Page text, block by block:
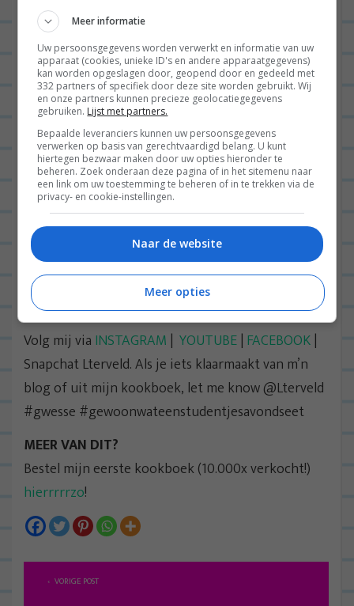
Ik heb het even vergeleken met m’n huidige
aanbieder van tv en daar betaal ik €22 voor
standaard televisie mét storing als er een scooter
langs rijdt. En geen HD. En ik betaal voor zenders
die ik toch nooit kijk. Voor mij KNIPPR dus echt
een uitkomst, ik hoop voor jou ook!
Oeh en ik kan het niet laten om nog één ding toe
te voegen: Apple TV is ook GEWELDIG. Ik heb nu
een week de nieuwste versie van Apple TV en ik
ben
; YouTube kijken, Netflixen én KNIPPR
op m’n grote tv in de woonkamer. Hoe heb ik ooit
zonder gekund… 😀
DOE EENS GEZELLIG:
Volg mij via INSTAGRAM | YOUTUBE | FACEBOOK |
Snapchat Lterveld. Als je iets klaarmaakt van m’n
blog of uit mijn kookboek, let me know @Lterveld
#gwesse #gewoonwateenstudentjesavondseet
MEER VAN DIT?
Bestel mijn eerste kookboek (10.000x verkocht!)
hierrrrrzo!
B VORIGE POST
Meer informatie
Uw persoonsgegevens worden verwerkt en informatie van uw
apparaat (cookies, unieke ID's en andere apparaatgegevens)
kan worden opgeslagen door, geopend door en gedeeld met
332 partners of specifiek door deze site worden gebruikt. Wij
en onze partners kunnen precieze geolocatiegegevens
gebruiken. Lijst met partners.
Bepaalde leveranciers kunnen uw persoonsgegevens
verwerken op basis van gerechtvaardigd belang. U kunt
hiertegen bezwaar maken door uw opties hieronder te
beheren. Zoek onderaan deze pagina of in het sitemenu naar
een link om uw toestemming te beheren of in te trekken via de
privacy- en cookie-instellingen.
Naar de website
Meer opties